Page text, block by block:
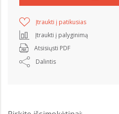
Įtraukti į patikusias
Įtraukti į palyginimą
Atsisiųsti PDF
Dalintis